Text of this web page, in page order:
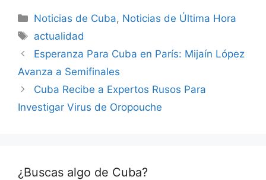
Categories
Noticias de Cuba, Noticias de Última Hora
Tags
actualidad
Esperanza Para Cuba en París: Mijaín López
Avanza a Semifinales
Cuba Recibe a Expertos Rusos Para
Investigar Virus de Oropouche
¿Buscas algo de Cuba?